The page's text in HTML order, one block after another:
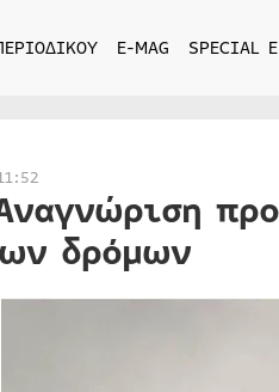
E-MAG SPECIAL
δρόμων